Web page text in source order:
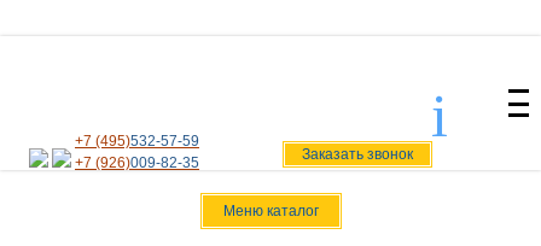
+7 (495)532-57-59
+7 (926)009-82-35 Заказать звонок
i
Меню каталог